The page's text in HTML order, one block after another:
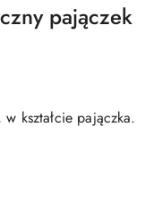
pajączek
kształcie pajączka.